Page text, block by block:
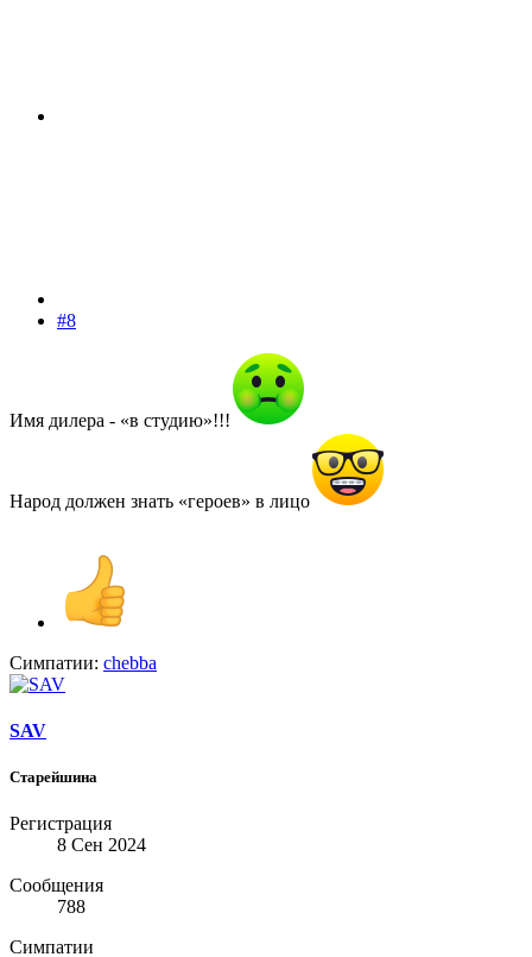
#8
Имя дилера - «в студию»!!!
Народ должен знать «героев» в лицо
Симпатии: chebba
SAV
Старейшина
Регистрация
8 Сен 2024
Сообщения
788
Симпатии